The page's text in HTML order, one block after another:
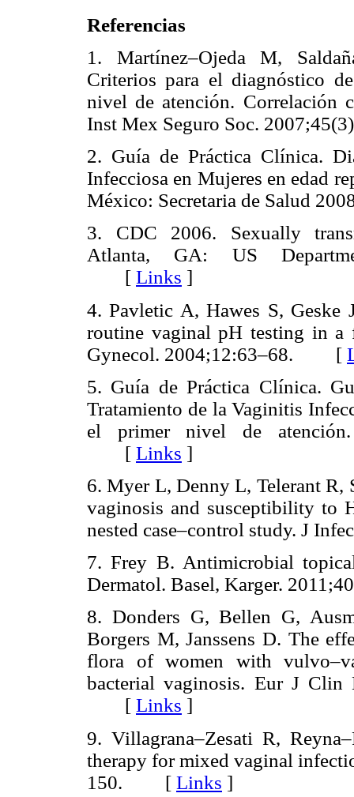
Referencias
1. Martínez–Ojeda M,
Criterios para el diagnóstico
nivel de atención. Correlación
Inst Mex Seguro Soc.
2. Guía de Práctica Clínica.
Infecciosa en Mujeres en edad
México: Secretaria de Salud
3. CDC 2006. Sexually
Atlanta, GA: US
[ Links ]
4. Pavletic A, Hawes S,
routine vaginal pH testing in a
Gynecol. 2004;12:63–68. [
5. Guía de Práctica Clínica.
Tratamiento de la Vaginitis
el primer nivel de
[ Links ]
6. Myer L, Denny L, Telerant
vaginosis and susceptibility to
nested case–control study. J
7. Frey B. Antimicrobial
Dermatol. Basel, Karger.
8. Donders G, Bellen G,
Borgers M, Janssens D. The
flora of women with
bacterial vaginosis. Eur J
[ Links ]
9. Villagrana–Zesati R,
therapy for mixed vaginal
150. [ Links ]